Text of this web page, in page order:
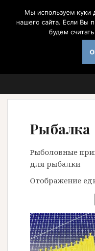
содержимому
на заказ с
Рыбалка
Рыболовные
для рыбалки
Отображение
Мы используем куки
нашего сайта. Если Вы
будем